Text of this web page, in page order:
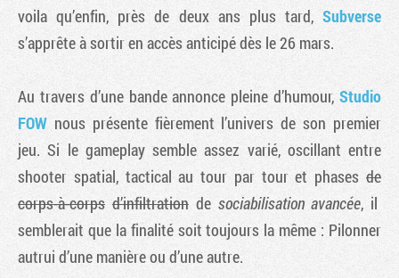
voila qu’enfin, près de deux ans plus tard, Subverse
s’apprête à sortir en accès anticipé dès le 26 mars.
Au travers d’une bande annonce pleine d’humour, Studio
FOW nous présente fièrement l’univers de son premier
jeu. Si le gameplay semble assez varié, oscillant entre
shooter spatial, tactical au tour par tour et phases de
corps-à-corps d’infiltrationdesociabilisationavancée, il
semblerait que la finalité soit toujours la même : Pilonner
autrui d’une manière ou d’une autre.